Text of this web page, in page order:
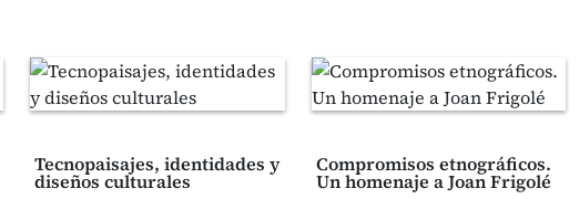
Tecnopaisajes, identidades y
diseños culturales
Compromisos etnográficos.
Un homenaje a Joan Frigolé